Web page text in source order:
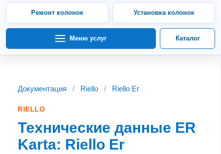
Ремонт колонок Установка колонок
Меню услуг Каталог
Документация / Riello / Riello Er
RIELLO
Технические данные ER
Karta: Riello Er